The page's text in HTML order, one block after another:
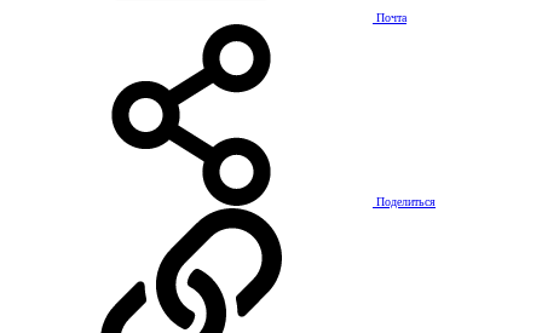
Почта
Поделиться